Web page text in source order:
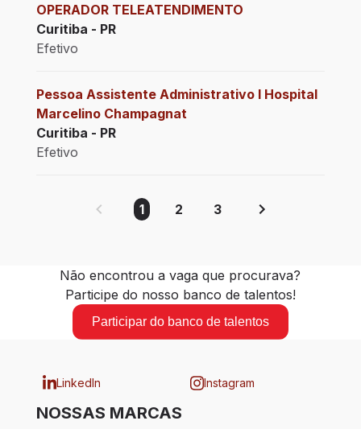
OPERADOR TELEATENDIMENTO
Curitiba - PR
Efetivo
Pessoa Assistente Administrativo I Hospital
Marcelino Champagnat
Curitiba - PR
Efetivo
1 2 3
Não encontrou a vaga que procurava?
Participe do nosso banco de talentos!
Participar do banco de talentos
LinkedIn Instagram
NOSSAS MARCAS